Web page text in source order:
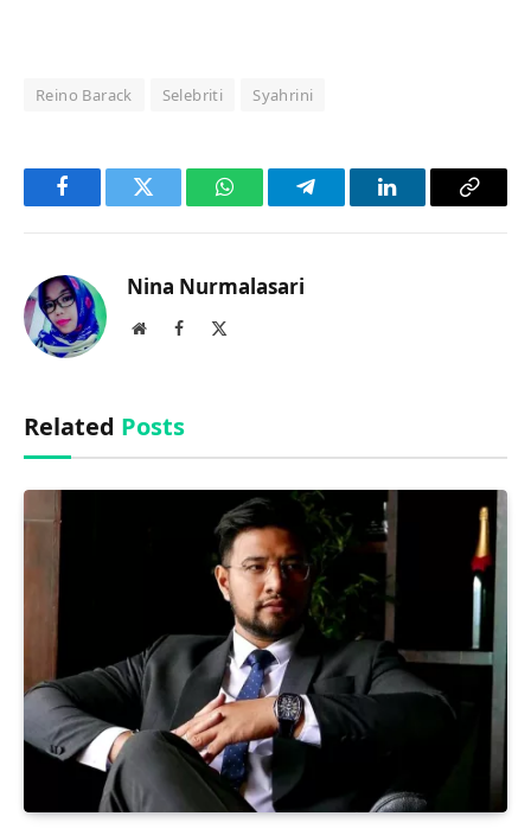
Reino Barack Selebriti Syahrini
FacebookTwitter WhatsAppTelegramLinkedInCopy
Nina Nurmalasari
WebsiteFacebook
Related Posts